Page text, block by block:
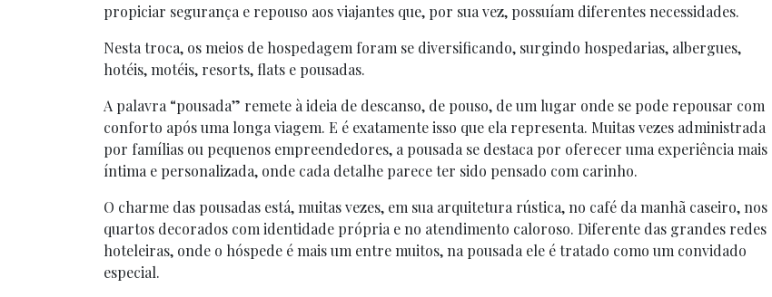
propiciar segurança e repouso aos viajantes que, por sua vez, possuíam diferentes necessidades.
Nesta troca, os meios de hospedagem foram se diversificando, surgindo hospedarias, albergues,
hotéis, motéis, resorts, flats e pousadas.
A palavra “pousada” remete à ideia de descanso, de pouso, de um lugar onde se pode repousar com
conforto após uma longa viagem. E é exatamente isso que ela representa. Muitas vezes administrada
por famílias ou pequenos empreendedores, a pousada se destaca por oferecer uma experiência mais
íntima e personalizada, onde cada detalhe parece ter sido pensado com carinho.
O charme das pousadas está, muitas vezes, em sua arquitetura rústica, no café da manhã caseiro, nos
quartos decorados com identidade própria e no atendimento caloroso. Diferente das grandes redes
hoteleiras, onde o hóspede é mais um entre muitos, na pousada ele é tratado como um convidado
especial.